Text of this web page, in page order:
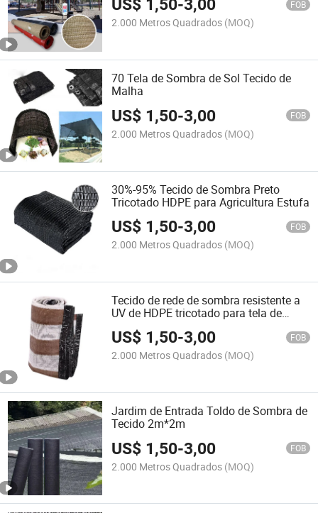
US$ 1,50-3,00 FOB
2.000 Metros Quadrados (MOQ)
70 Tela de Sombra de Sol Tecido de
Malha
US$ 1,50-3,00 FOB
2.000 Metros Quadrados (MOQ)
30%-95% Tecido de Sombra Preto
Tricotado HDPE para Agricultura Estufa
US$ 1,50-3,00 FOB
2.000 Metros Quadrados (MOQ)
Tecido de rede de sombra resistente a
UV de HDPE tricotado para tela de
privacidade de cerca de aço
US$ 1,50-3,00 FOB
2.000 Metros Quadrados (MOQ)
Jardim de Entrada Toldo de Sombra de
Tecido 2m*2m
US$ 1,50-3,00 FOB
2.000 Metros Quadrados (MOQ)